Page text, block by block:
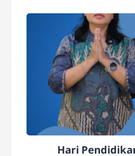
Hari